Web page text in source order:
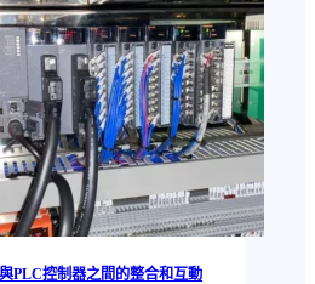
PLC控制器之間的整合和互動